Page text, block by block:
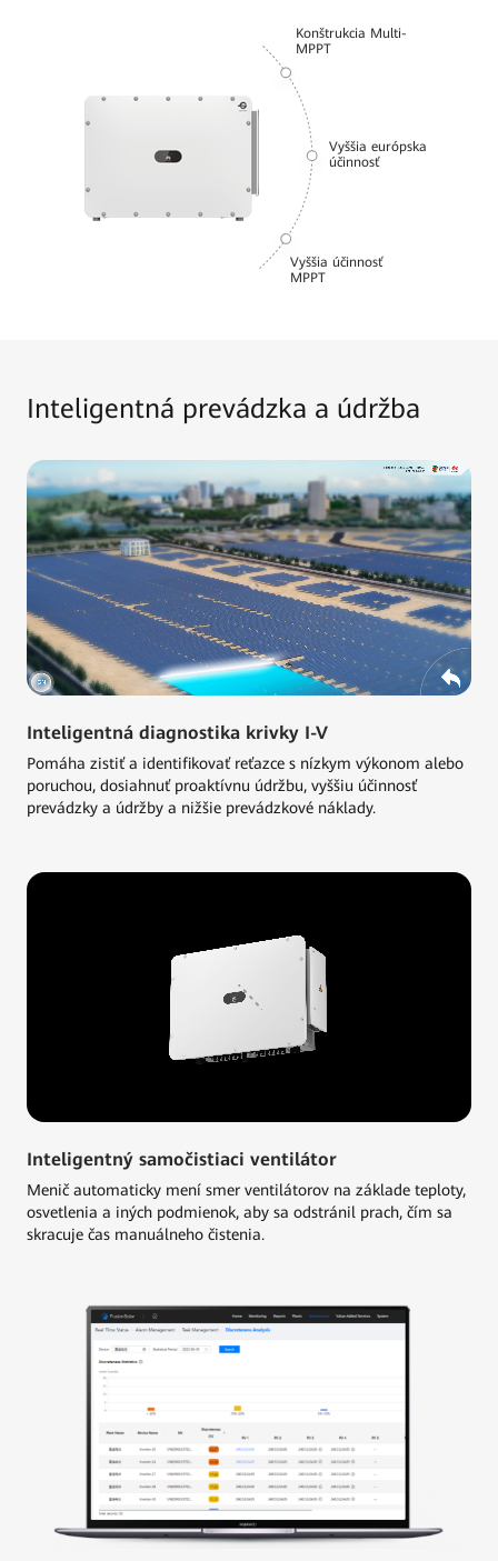
Konštrukcia Multi-
MPPT
Vyššia európska
účinnosť
Vyššia účinnosť
MPPT
Inteligentná prevádzka a údržba
Inteligentná diagnostika krivky I-V
Pomáha zistiť a identifikovať reťazce s nízkym výkonom alebo
poruchou, dosiahnuť proaktívnu údržbu, vyššiu účinnosť
prevádzky a údržby a nižšie prevádzkové náklady.
Inteligentný samočistiaci ventilátor
Menič automaticky mení smer ventilátorov na základe teploty,
osvetlenia a iných podmienok, aby sa odstránil prach, čím sa
skracuje čas manuálneho čistenia.